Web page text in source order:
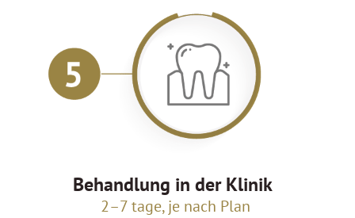
Behandlung in der Klinik
2–7 tage, je nach Plan